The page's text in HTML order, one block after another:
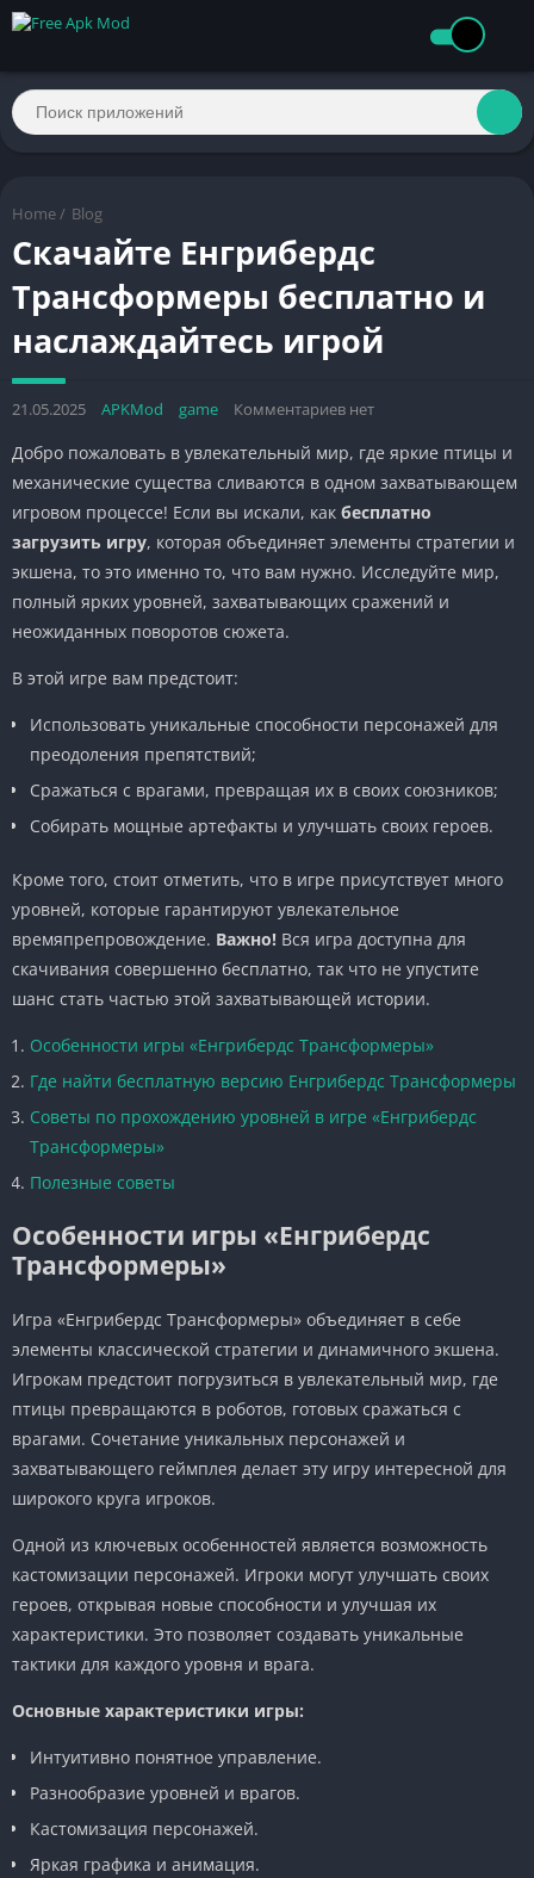
Home / Blog
Скачайте Енгрибердс
Трансформеры бесплатно и
наслаждайтесь игрой
21.05.2025 APKMod game Комментариев нет
Добро пожаловать в увлекательный мир, где яркие птицы и
механические существа сливаются в одном захватывающем
игровом процессе! Если вы искали, как бесплатно
загрузить игру, которая объединяет элементы стратегии и
экшена, то это именно то, что вам нужно. Исследуйте мир,
полный ярких уровней, захватывающих сражений и
неожиданных поворотов сюжета.
В этой игре вам предстоит:
Использовать уникальные способности персонажей для
преодоления препятствий;
Сражаться с врагами, превращая их в своих союзников;
Собирать мощные артефакты и улучшать своих героев.
Кроме того, стоит отметить, что в игре присутствует много
уровней, которые гарантируют увлекательное
времяпрепровождение. Важно! Вся игра доступна для
скачивания совершенно бесплатно, так что не упустите
шанс стать частью этой захватывающей истории.
Особенности игры «Енгрибердс Трансформеры»
Где найти бесплатную версию Енгрибердс Трансформеры
Советы по прохождению уровней в игре «Енгрибердс
Трансформеры»
Полезные советы
Особенности игры «Енгрибердс
Трансформеры»
Игра «Енгрибердс Трансформеры» объединяет в себе
элементы классической стратегии и динамичного экшена.
Игрокам предстоит погрузиться в увлекательный мир, где
птицы превращаются в роботов, готовых сражаться с
врагами. Сочетание уникальных персонажей и
захватывающего геймплея делает эту игру интересной для
широкого круга игроков.
Одной из ключевых особенностей является возможность
кастомизации персонажей. Игроки могут улучшать своих
героев, открывая новые способности и улучшая их
характеристики. Это позволяет создавать уникальные
тактики для каждого уровня и врага.
Основные характеристики игры:
Интуитивно понятное управление.
Разнообразие уровней и врагов.
Кастомизация персонажей.
Яркая графика и анимация.